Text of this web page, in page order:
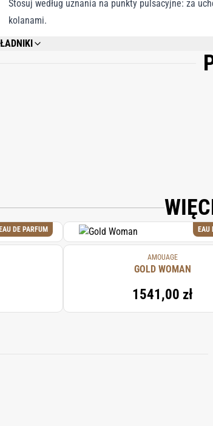
Stosuj według uznania na punkty pulsacyjne: za
kolanami.
DENAT, PARFUM, BENZYL SALICYLATE, ALPHA-
FARNESOL, BENZYL BENZOATE, BENZYL ALCOHOL,
EAU DE PARFUM EAU
AMOUAGE
GOLD WOMAN
1541,00 zł